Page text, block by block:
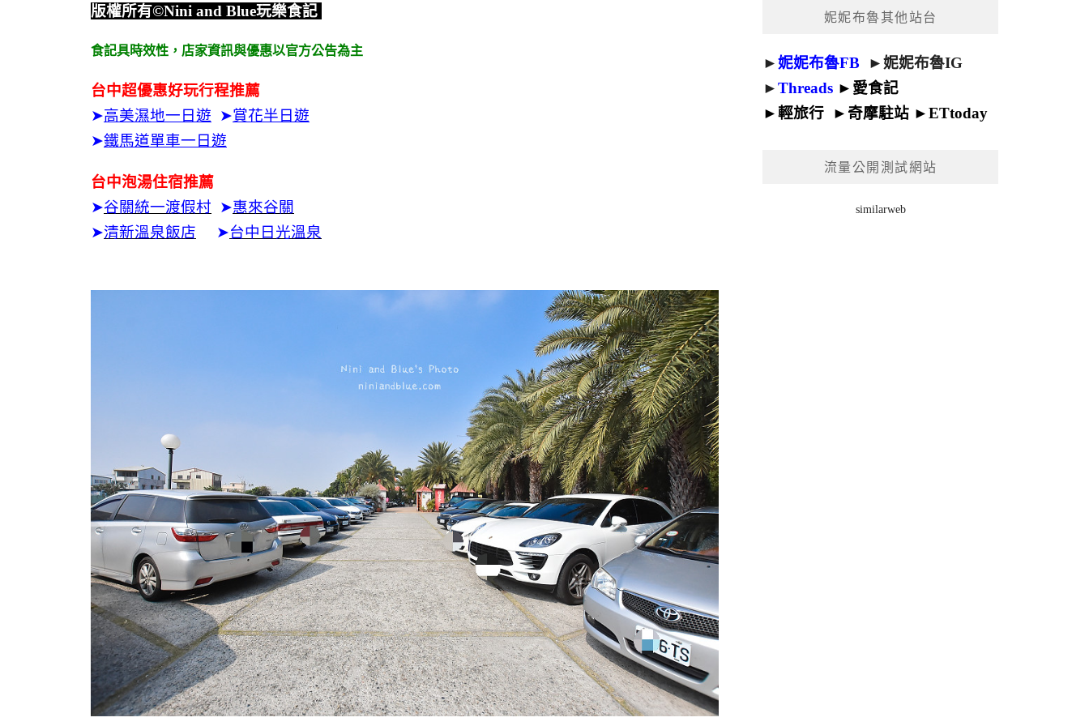
版權所有©Nini and Blue玩樂食記
食記具時效性， 店家資訊與優惠以官方公告為主
台中超優惠好玩行程推薦
➤高美濕地一日遊 ➤賞花半日遊
➤鐵馬道單車一日遊
台中泡湯住宿推薦
➤谷關統一渡假村 ➤惠來谷關
➤清新溫泉飯店 ➤台中日光溫泉
妮妮布魯其他站台
►妮妮布魯FB ►妮妮布魯IG
►Threads ► 愛食記
►輕旅行 ► 奇摩駐站 ►ETtoday
流量公開測試網站
similarweb